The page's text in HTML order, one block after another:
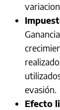
evasión.
Efecto